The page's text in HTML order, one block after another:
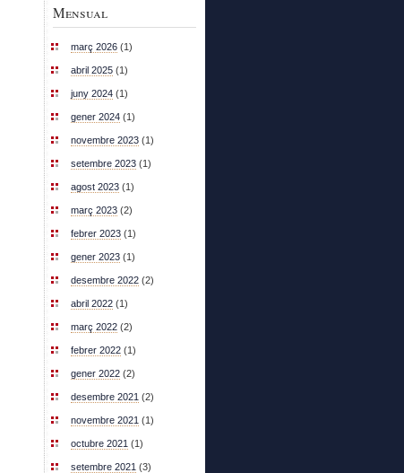
Mensual
març 2026 (1)
abril 2025 (1)
juny 2024 (1)
gener 2024 (1)
novembre 2023 (1)
setembre 2023 (1)
agost 2023 (1)
març 2023 (2)
febrer 2023 (1)
gener 2023 (1)
desembre 2022 (2)
abril 2022 (1)
març 2022 (2)
febrer 2022 (1)
gener 2022 (2)
desembre 2021 (2)
novembre 2021 (1)
octubre 2021 (1)
setembre 2021 (3)